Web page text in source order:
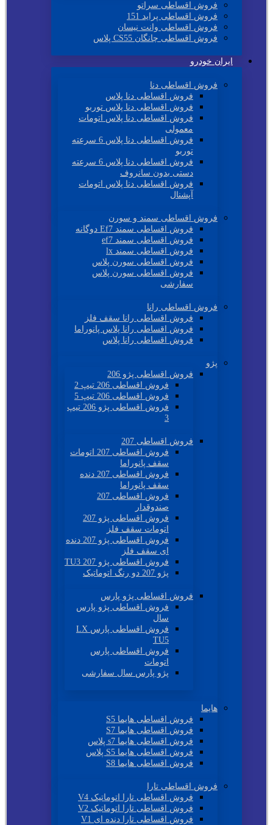
فروش اقساطی سراتو
فروش اقساطی پراید 151
فروش اقساطی وانت نیسان
فروش اقساطی چانگان CS55 پلاس
ایران خودرو
فروش اقساطی دنا
فروش اقساطی دنا پلاس
فروش اقساطی دنا پلاس توربو
فروش اقساطی دنا پلاس اتومات
معمولی
فروش اقساطی دنا پلاس 6 سرعته
توربو
فروش اقساطی دنا پلاس 6 سرعته
دستی بدون سانروف
فروش اقساطی دنا پلاس اتومات
آپشنال
فروش اقساطی سمند و سورن
فروش اقساطی سمند Ef7 دوگانه
فروش اقساطی سمند ef7
فروش اقساطی سمند lx
فروش اقساطی سورن پلاس
فروش اقساطی سورن پلاس
سفارشی
فروش اقساطی رانا
فروش اقساطی رانا سقف فلز
فروش اقساطی رانا پلاس پانوراما
فروش اقساطی رانا پلاس
پژو
فروش اقساطی پژو 206
فروش اقساطی 206 تیپ 2
فروش اقساطی 206 تیپ 5
فروش اقساطی پژو 206 تیپ
3
فروش اقساطی 207
فروش اقساطی 207 اتومات
سقف پانوراما
فروش اقساطی 207 دنده
سقف پانوراما
فروش اقساطی 207
صندوقدار
فروش اقساطی پژو 207
اتومات سقف فلز
فروش اقساطی پژو 207 دنده
ای سقف فلز
فروش اقساطی پژو 207 TU3
پژو 207 دو رنگ اتوماتیک
فروش اقساطی پژو پارس
فروش اقساطی پژو پارس
سال
فروش اقساطی پارس LX
TU5
فروش اقساطی پارس
اتومات
پژو پارس سال سفارشی
هایما
فروش اقساطی هایما S5
فروش اقساطی هایما S7
فروش اقساطی هایما s7 پلاس
فروش اقساطی هایما S5 پلاس
فروش اقساطی هایما S8
فروش اقساطی تارا
فروش اقساطی تارا اتوماتیک V4
فروش اقساطی تارا اتوماتیک V2
فروش اقساطی تارا دنده ای V1